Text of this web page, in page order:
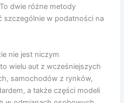
dwie różne metody
szczególnie w podatności na
nie jest niczym
wielu aut z wcześniejszych
samochodów z rynków,
a także części modeli